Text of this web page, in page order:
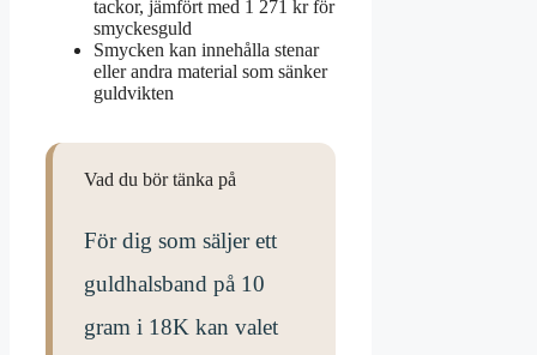
tackor, jämfört med 1 271 kr för
smyckesguld
Smycken kan innehålla stenar
eller andra material som sänker
guldvikten
Vad du bör tänka på
För dig som säljer ett
guldhalsband på 10
gram i 18K kan valet